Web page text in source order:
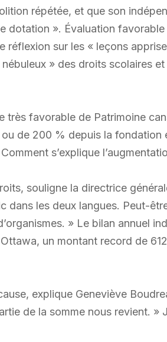
répétée, et que son
dotation ». Évaluation
réflexion sur les « leçons
» des droits scolaires et
très favorable de Patrimoine
de 200 % depuis la fondation
s’explique
souligne la directrice
dans les deux langues. Peut-
» Le bilan annuel
un montant record de
explique Geneviève
de la somme nous revient. »